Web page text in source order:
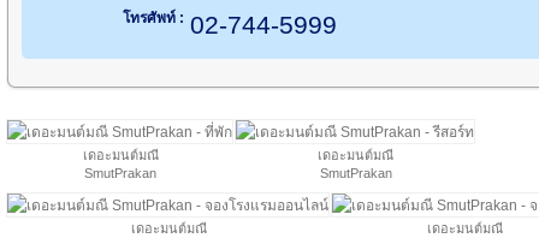
โทรศัพท์ : 02-744-5999
เดอะมนต์มณี
SmutPrakan
เดอะมนต์มณี
SmutPrakan
เดอะมนต์มณี
เดอะมนต์มณี